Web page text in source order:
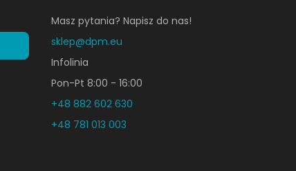
Masz pytania? Napisz do nas!
sklep@dpm.eu
Infolinia
Pon-Pt 8:00 - 16:00
+48 882 602 630
+48 781 013 003